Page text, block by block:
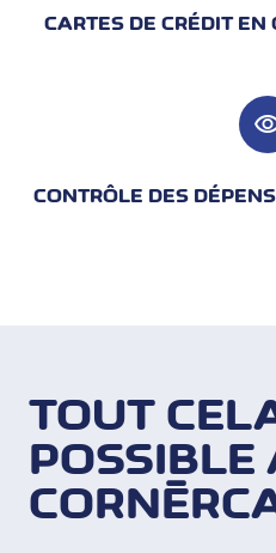
CARTES DE CRÉDIT EN
CONTRÔLE DES
TOUT
POSSIBLE